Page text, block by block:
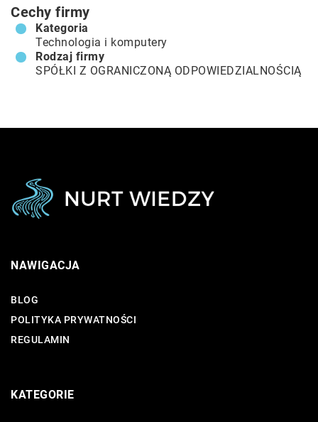
Cechy firmy
Kategoria
Technologia i komputery
Rodzaj firmy
SPÓŁKI Z OGRANICZONĄ ODPOWIEDZIALNOŚCIĄ
NAWIGACJA
BLOG
POLITYKA PRYWATNOŚCI
REGULAMIN
KATEGORIE